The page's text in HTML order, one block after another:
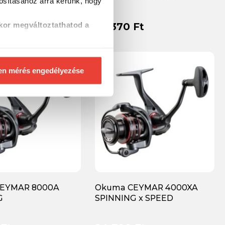
megváltoztathatod a
mérés engedélyezése
23 370 Ft
8000A
Okuma CEYMAR 4000XA
SPINNING x SPEED